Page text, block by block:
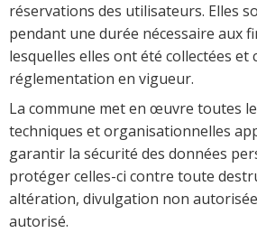
réservations des utilisateurs. Elles
pendant une durée nécessaire aux
lesquelles elles ont été collectées et
réglementation en vigueur.
La commune met en œuvre toutes
techniques et organisationnelles
garantir la sécurité des données
protéger celles-ci contre toute
altération, divulgation non
autorisé.